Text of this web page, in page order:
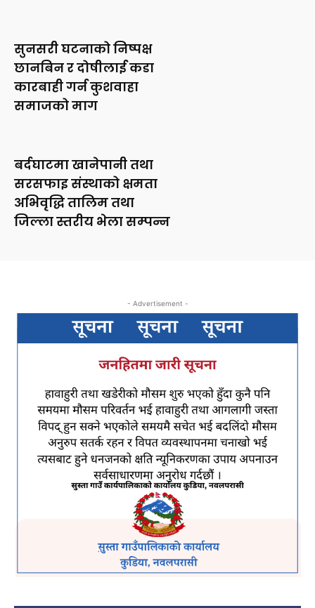
सुनसरी घटनाको निष्पक्ष
छानबिन र दोषीलाई कडा
कारबाही गर्न कुशवाहा
समाजको माग
बर्दघाटमा खानेपानी तथा
सरसफाइ संस्थाको क्षमता
अभिवृद्धि तालिम तथा
जिल्ला स्तरीय भेला सम्पन्न
- Advertisement -